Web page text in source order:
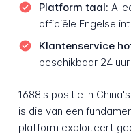
Platform taal:
officiële Engelse
Klantenservice
beschikbaar 24
1688's positie in
is die van een
platform exploiteert